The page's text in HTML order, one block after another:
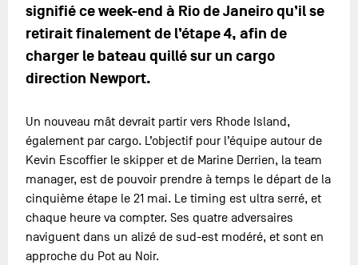
signifié ce week-end à Rio de Janeiro qu’il se
retirait finalement de l’étape 4, afin de
charger le bateau quillé sur un cargo
direction Newport.
Un nouveau mât devrait partir vers Rhode Island,
également par cargo. L’objectif pour l’équipe autour de
Kevin Escoffier le skipper et de Marine Derrien, la team
manager, est de pouvoir prendre à temps le départ de la
cinquième étape le 21 mai. Le timing est ultra serré, et
chaque heure va compter. Ses quatre adversaires
naviguent dans un alizé de sud-est modéré, et sont en
approche du Pot au Noir.